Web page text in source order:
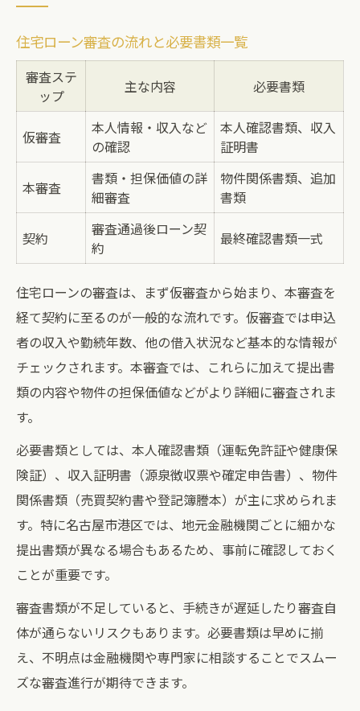
住宅ローン審査の流れと必要書類一覧
審査ステ
ップ
主な内容 必要書類
仮審査
本人情報・収入など
の確認
本人確認書類、収入
証明書
本審査
書類・担保価値の詳
細審査
物件関係書類、追加
書類
契約
審査通過後ローン契
約
最終確認書類一式
住宅ローンの審査は、まず仮審査から始まり、本審査を
経て契約に至るのが一般的な流れです。仮審査では申込
者の収入や勤続年数、他の借入状況など基本的な情報が
チェックされます。本審査では、これらに加えて提出書
類の内容や物件の担保価値などがより詳細に審査されま
す。
必要書類としては、本人確認書類（運転免許証や健康保
険証）、収入証明書（源泉徴収票や確定申告書）、物件
関係書類（売買契約書や登記簿謄本）が主に求められま
す。特に名古屋市港区では、地元金融機関ごとに細かな
提出書類が異なる場合もあるため、事前に確認しておく
ことが重要です。
審査書類が不足していると、手続きが遅延したり審査自
体が通らないリスクもあります。必要書類は早めに揃
え、不明点は金融機関や専門家に相談することでスムー
ズな審査進行が期待できます。